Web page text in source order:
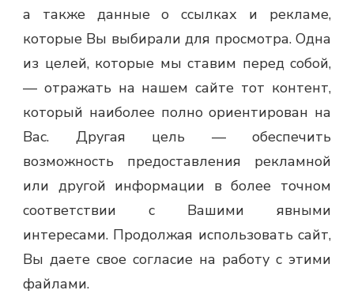
а также данные о ссылках и рекламе,
которые Вы выбирали для просмотра. Одна
из целей, которые мы ставим перед собой,
— отражать на нашем сайте тот контент,
который наиболее полно ориентирован на
Вас. Другая цель — обеспечить
возможность предоставления рекламной
или другой информации в более точном
соответствии с Вашими явными
интересами. Продолжая использовать сайт,
Вы даете свое согласие на работу с этими
файлами.